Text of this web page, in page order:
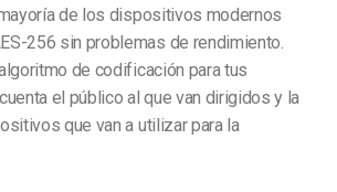
de los dispositivos modernos
256 sin problemas de rendimiento.
de codificación para tus
el público al que van dirigidos y la
que van a utilizar para la